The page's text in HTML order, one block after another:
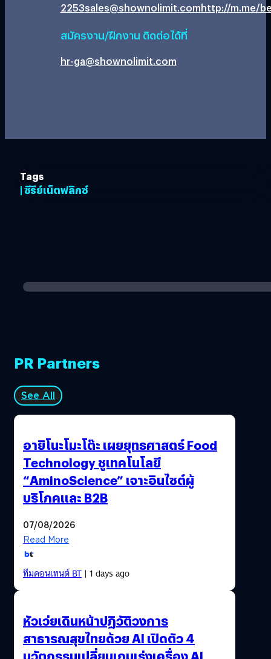
2253sales@shownolimit.comhttp://m.me/
สมัครงาน/ฝึกงาน ติดต่อได้ที่
hr-ga@shownolimit.com
Tags
| ซีรีย์เน็ตฟลิกซ์
PR Partners
See All
อายิโนะโมะโต๊ะ เผยยุทธศาสตร์ Food
Technology ชูเทคโนโลยี
“AminoScience” เจาะอินไซต์ผู้
บริโภคและ B2B
07/08/2026
Read More
ทีมคอนเทนต์ BT| 1 days ago
หัวเว่ยเดินหน้าปฏิวัติวงการ
สาธารณสุขไทยด้วย AI เปิดตัว 4